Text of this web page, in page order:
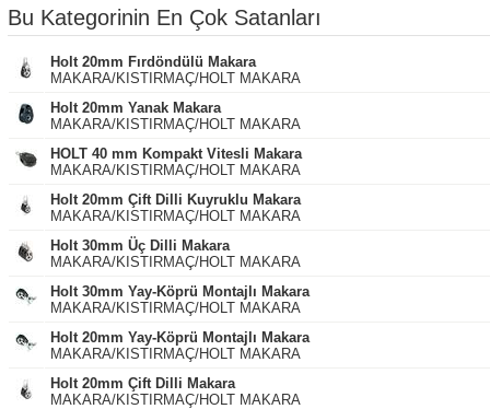
Bu Kategorinin En Çok Satanları
Holt 20mm Fırdöndülü Makara
MAKARA/KISTIRMAÇ/HOLT MAKARA
Holt 20mm Yanak Makara
MAKARA/KISTIRMAÇ/HOLT MAKARA
HOLT 40 mm Kompakt Vitesli Makara
MAKARA/KISTIRMAÇ/HOLT MAKARA
Holt 20mm Çift Dilli Kuyruklu Makara
MAKARA/KISTIRMAÇ/HOLT MAKARA
Holt 30mm Üç Dilli Makara
MAKARA/KISTIRMAÇ/HOLT MAKARA
Holt 30mm Yay-Köprü Montajlı Makara
MAKARA/KISTIRMAÇ/HOLT MAKARA
Holt 20mm Yay-Köprü Montajlı Makara
MAKARA/KISTIRMAÇ/HOLT MAKARA
Holt 20mm Çift Dilli Makara
MAKARA/KISTIRMAÇ/HOLT MAKARA